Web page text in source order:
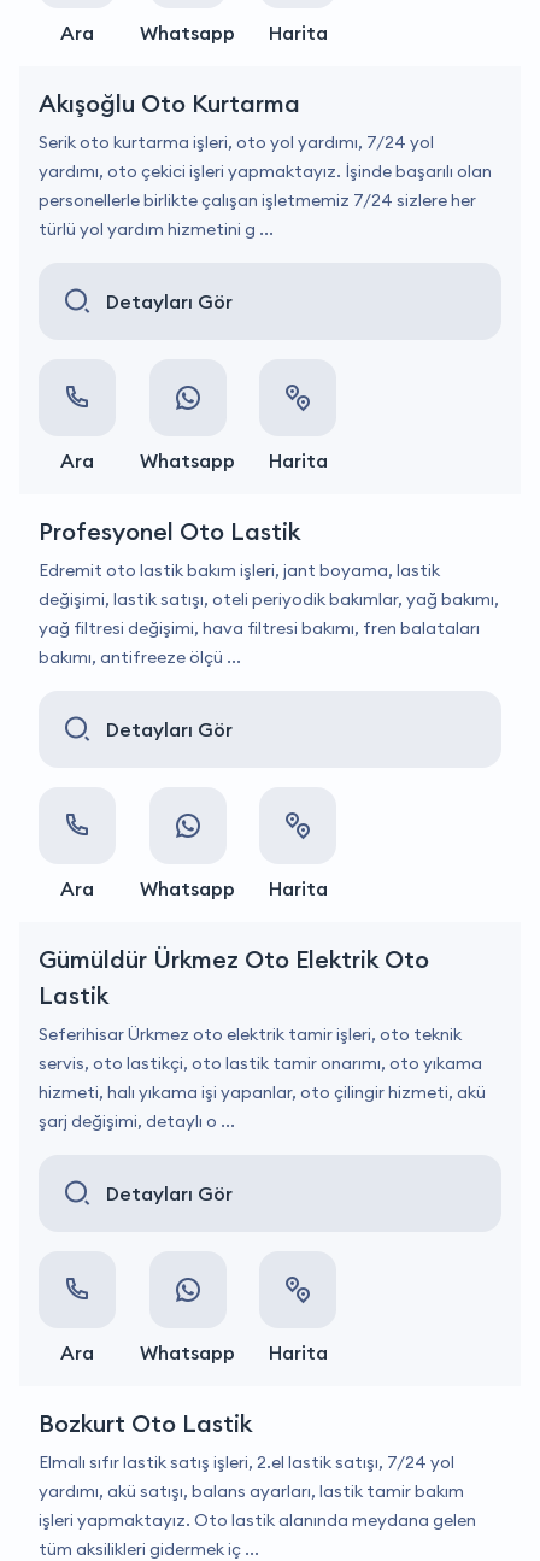
Ara Whatsapp Harita
Akışoğlu Oto Kurtarma
Serik oto kurtarma işleri, oto yol yardımı, 7/24 yol
yardımı, oto çekici işleri yapmaktayız. İşinde başarılı olan
personellerle birlikte çalışan işletmemiz 7/24 sizlere her
türlü yol yardım hizmetini g ...
Detayları Gör
Ara Whatsapp Harita
Profesyonel Oto Lastik
Edremit oto lastik bakım işleri, jant boyama, lastik
değişimi, lastik satışı, oteli periyodik bakımlar, yağ bakımı,
yağ filtresi değişimi, hava filtresi bakımı, fren balataları
bakımı, antifreeze ölçü ...
Detayları Gör
Ara Whatsapp Harita
Gümüldür Ürkmez Oto Elektrik Oto
Lastik
Seferihisar Ürkmez oto elektrik tamir işleri, oto teknik
servis, oto lastikçi, oto lastik tamir onarımı, oto yıkama
hizmeti, halı yıkama işi yapanlar, oto çilingir hizmeti, akü
şarj değişimi, detaylı o ...
Detayları Gör
Ara Whatsapp Harita
Bozkurt Oto Lastik
Elmalı sıfır lastik satış işleri, 2.el lastik satışı, 7/24 yol
yardımı, akü satışı, balans ayarları, lastik tamir bakım
işleri yapmaktayız. Oto lastik alanında meydana gelen
tüm aksilikleri gidermek iç ...